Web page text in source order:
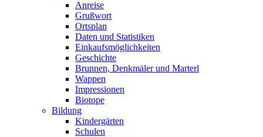
Anreise
Grußwort
Ortsplan
Daten und Statistiken
Einkaufsmöglichkeiten
Geschichte
Brunnen, Denkmäler und Marterl
Wappen
Impressionen
Biotope
Bildung
Kindergärten
Schulen